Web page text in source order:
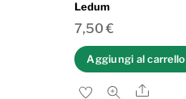
Ledum
7,50 €
Aggiungi al carrello
Share